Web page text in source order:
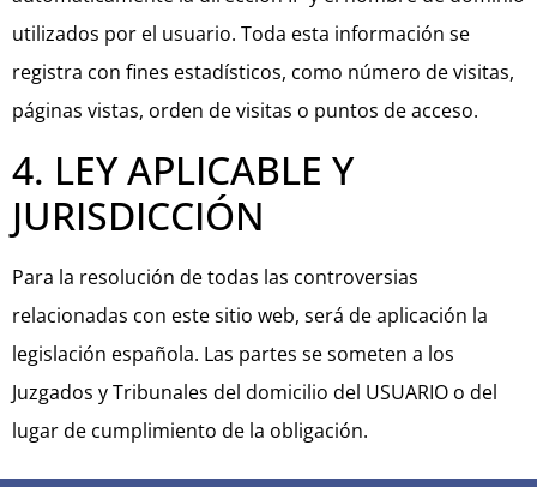
utilizados por el usuario. Toda esta información se
registra con fines estadísticos, como número de visitas,
páginas vistas, orden de visitas o puntos de acceso.
4. LEY APLICABLE Y
JURISDICCIÓN
Para la resolución de todas las controversias
relacionadas con este sitio web, será de aplicación la
legislación española. Las partes se someten a los
Juzgados y Tribunales del domicilio del USUARIO o del
lugar de cumplimiento de la obligación.